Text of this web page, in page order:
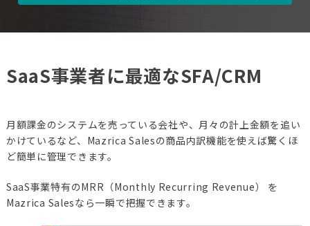
SaaS事業者に最適なSFA/CRM
月額課金のシステムを売っている会社や、月々の計上金額を追い
かけているなど、Mazrica Salesの商品内訳機能を使えば驚くほ
ど簡単に管理できます。
SaaS事業特有のMRR（Monthly Recurring Revenue） を
Mazrica Salesなら一瞬で把握できます。